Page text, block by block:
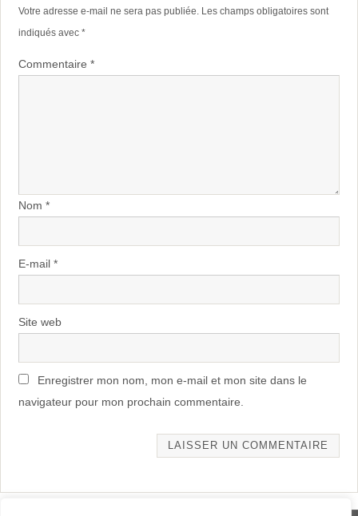
Votre adresse e-mail ne sera pas publiée. Les champs obligatoires sont
indiqués avec *
Commentaire *
Nom *
E-mail *
Site web
Enregistrer mon nom, mon e-mail et mon site dans le
navigateur pour mon prochain commentaire.